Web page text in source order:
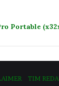
Portable
TIM